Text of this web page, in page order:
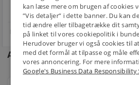
star4.1 på Trustpilot 11,691
Andre kunder købte også
kan læse mere om brugen af cookies
”Vis detaljer” i dette banner. Du kan
tid ændre eller tilbagetrække dit
på linket til vores cookiepolitik i
Herudover bruger vi også cookies til
med det formål at tilpasse og måle
vores annoncering. For mere
Google's Business Data Responsibility